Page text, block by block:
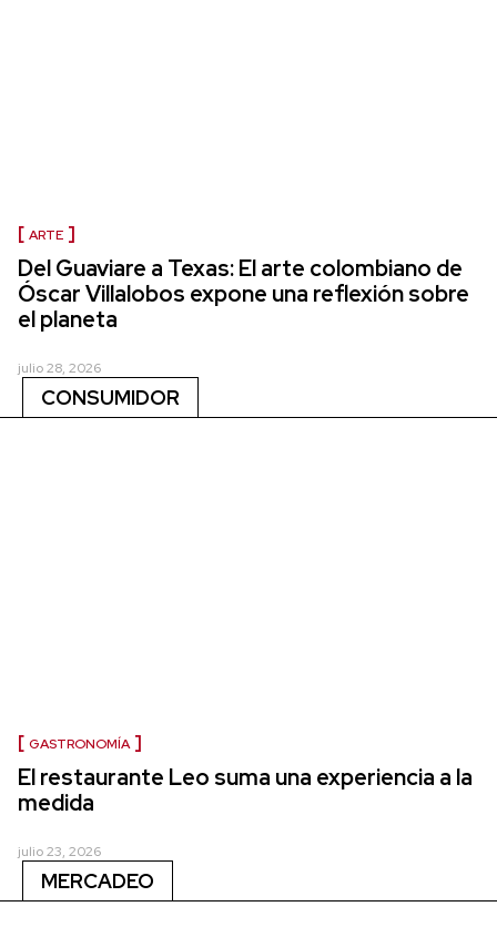
ARTE
Del Guaviare a Texas: El arte colombiano de
Óscar Villalobos expone una reflexión sobre
el planeta
julio 28, 2026
CONSUMIDOR
GASTRONOMÍA
El restaurante Leo suma una experiencia a la
medida
julio 23, 2026
MERCADEO